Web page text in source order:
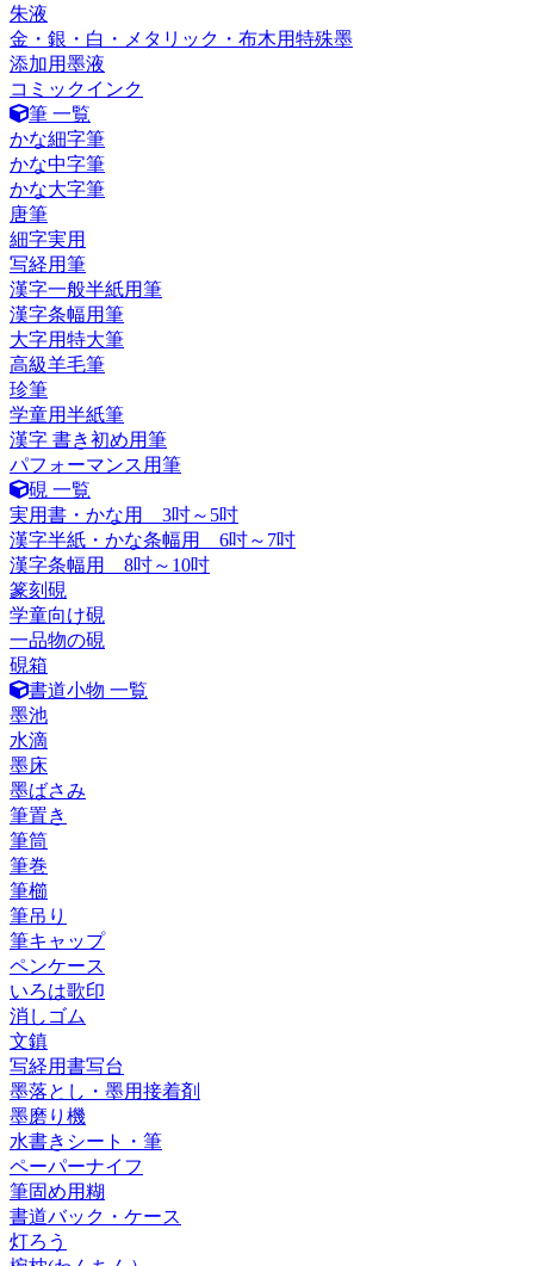
朱液
金・銀・白・メタリック・布木用特殊墨
添加用墨液
コミックインク
筆 一覧
かな細字筆
かな中字筆
かな大字筆
唐筆
細字実用
写経用筆
漢字一般半紙用筆
漢字条幅用筆
大字用特大筆
高級羊毛筆
珍筆
学童用半紙筆
漢字 書き初め用筆
パフォーマンス用筆
硯 一覧
実用書・かな用 3吋～5吋
漢字半紙・かな条幅用 6吋～7吋
漢字条幅用 8吋～10吋
篆刻硯
学童向け硯
一品物の硯
硯箱
書道小物 一覧
墨池
水滴
墨床
墨ばさみ
筆置き
筆筒
筆巻
筆櫛
筆吊り
筆キャップ
ペンケース
いろは歌印
消しゴム
文鎮
写経用書写台
墨落とし・墨用接着剤
墨磨り機
水書きシート・筆
ペーパーナイフ
筆固め用糊
書道バック・ケース
灯ろう